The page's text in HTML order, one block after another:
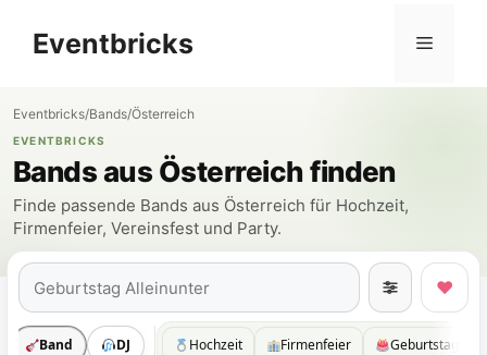
InhaltEventbricks Menü
Eventbricks/Bands/Österreich
EVENTBRICKS
Bands aus Österreich finden
Finde passende Bands aus Österreich für Hochzeit,
Firmenfeier, Vereinsfest und Party.
Suchen
♥
Band DJ Hochzeit Firmenfeier Geburtstag